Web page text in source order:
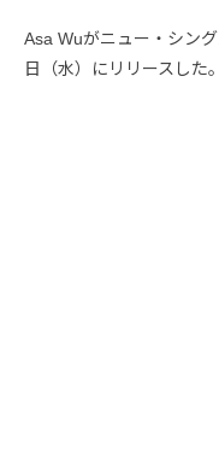
Asa Wuがニュー・シン
日（水）にリリースした。